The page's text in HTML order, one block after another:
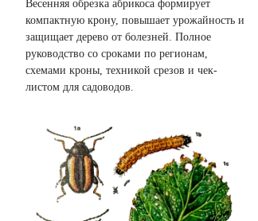
Весенняя обрезка абрикоса формирует
компактную крону, повышает урожайность и
защищает дерево от болезней. Полное
руководство со сроками по регионам,
схемами кроны, техникой срезов и чек-
листом для садоводов.